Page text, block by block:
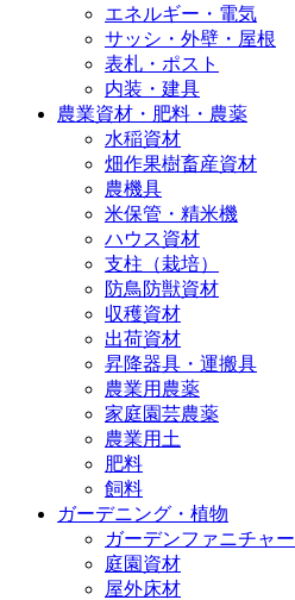
エネルギー・電気
サッシ・外壁・屋根
表札・ポスト
内装・建具
農業資材・肥料・農薬
水稲資材
畑作果樹畜産資材
農機具
米保管・精米機
ハウス資材
支柱（栽培）
防鳥防獣資材
収穫資材
出荷資材
昇降器具・運搬具
農業用農薬
家庭園芸農薬
農業用土
肥料
飼料
ガーデニング・植物
ガーデンファニチャー
庭園資材
屋外床材